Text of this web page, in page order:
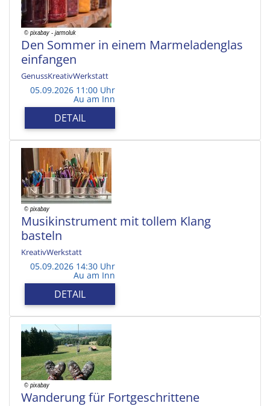
Den Sommer in einem Marmeladenglas
einfangen
GenussKreativWerkstatt
05.09.2026 11:00 Uhr
Au am Inn
DETAIL
Musikinstrument mit tollem Klang
basteln
KreativWerkstatt
05.09.2026 14:30 Uhr
Au am Inn
DETAIL
Wanderung für Fortgeschrittene